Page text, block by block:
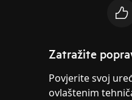
Zatražite
Povjerite svoj
ovlaštenim